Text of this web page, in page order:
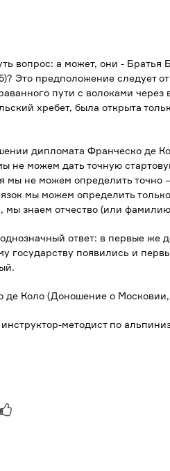
вопрос: а может, они -
Это предположение следует
пути с волоками
хребет, была открыта
дипломата Франческо де
не можем дать точную
мы не можем определить точно
мы можем определить
мы знаем отчество (или
ответ: в первые же
государству появились и
де Коло (Доношение о Московии,
методист по